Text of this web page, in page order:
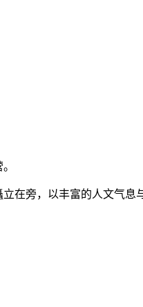
在旁，以丰富的人文气息